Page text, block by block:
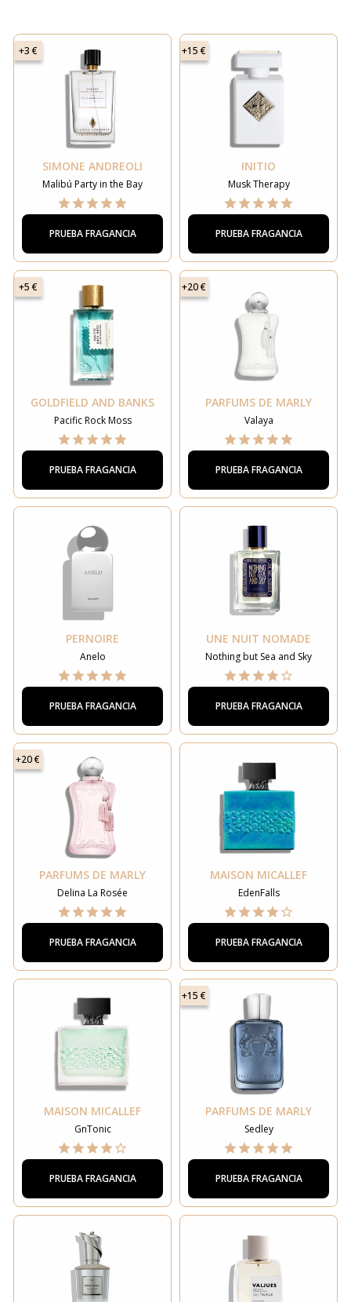
+3 €
SIMONE ANDREOLI
Malibú Party in the Bay
PRUEBA FRAGANCIA
+15 €
INITIO
Musk Therapy
PRUEBA FRAGANCIA
+5 €
GOLDFIELD AND BANKS
Pacific Rock Moss
PRUEBA FRAGANCIA
+20 €
PARFUMS DE MARLY
Valaya
PRUEBA FRAGANCIA
PERNOIRE
Anelo
PRUEBA FRAGANCIA
UNE NUIT NOMADE
Nothing but Sea and Sky
PRUEBA FRAGANCIA
+20 €
PARFUMS DE MARLY
Delina La Rosée
PRUEBA FRAGANCIA
MAISON MICALLEF
EdenFalls
PRUEBA FRAGANCIA
MAISON MICALLEF
GnTonic
PRUEBA FRAGANCIA
+15 €
PARFUMS DE MARLY
Sedley
PRUEBA FRAGANCIA